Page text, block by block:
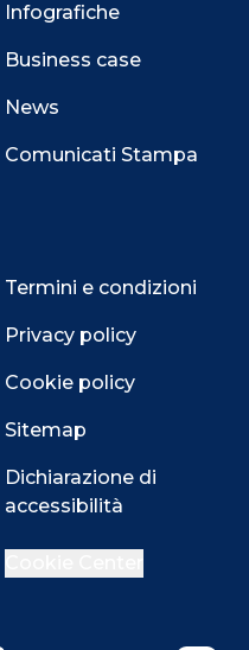
Infografiche
Business case
News
Comunicati Stampa
Termini e condizioni
Privacy policy
Cookie policy
Sitemap
Dichiarazione di
accessibilità